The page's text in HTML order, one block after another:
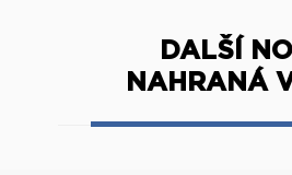
DALŠÍ
NAHRANÁ